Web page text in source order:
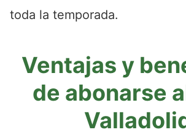
toda la temporada.
Ventajas y
de abonarse